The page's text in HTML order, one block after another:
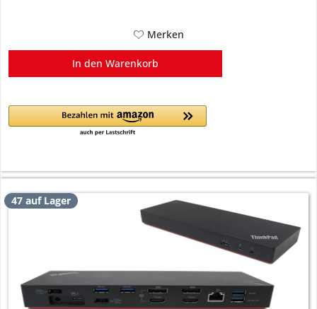
Merken
In den Warenkorb
47 auf Lager